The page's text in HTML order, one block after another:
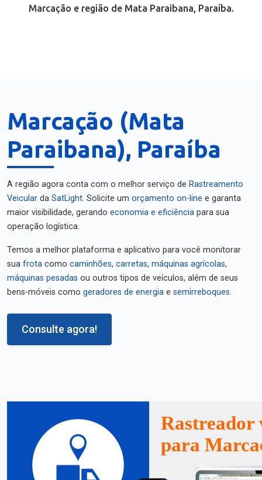
Marcação e região de Mata Paraibana, Paraíba.
Marcação (Mata
Paraibana), Paraíba
A região agora conta com o melhor serviço de Rastreamento
Veicular da SatLight. Solicite um orçamento on-line e garanta
maior visibilidade, gerando economia e eficiência para sua
operação logística.
Temos a melhor plataforma e aplicativo para você monitorar
sua frota como caminhões, carretas, máquinas agrícolas,
máquinas pesadas ou outros tipos de veículos, além de seus
bens-móveis como geradores de energia e semirreboques.
Consulte agora!
Rastreador
para